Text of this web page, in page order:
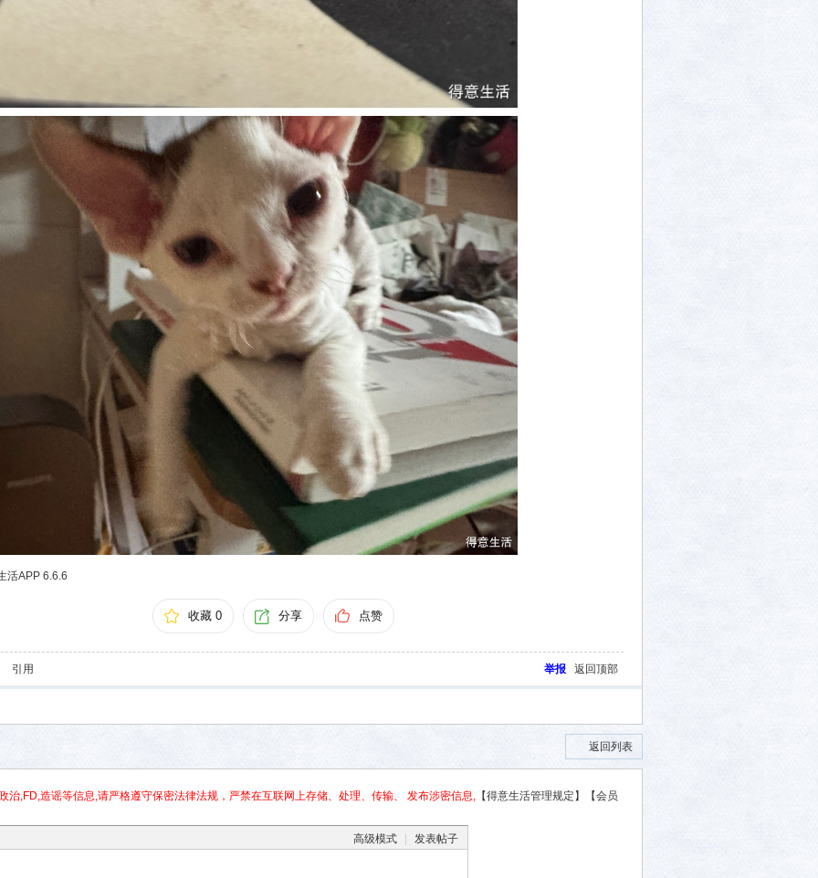
活APP 6.6.6
收藏 0 分享 点赞
引用 举报 返回顶部
返回列表
治,FD,造谣等信息,请严格遵守保密法律法规，严禁在互联网上存储、处理、传输、 发布涉密信息, 【得意生活管理规定】 【会员
高级模式 发表帖子